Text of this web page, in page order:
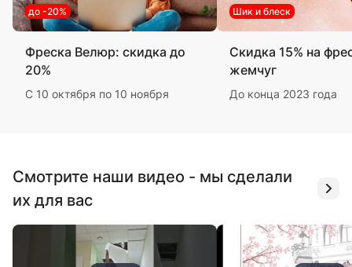
до -20%
Фреска Велюр: скидка до
20%
С 10 октября по 10 ноября
Шик и блеск
Скидка 15% на
жемчуг
До конца 2023 года
Смотрите наши видео - мы сделали
их для вас